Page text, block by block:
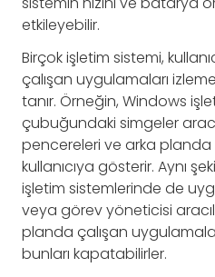
etkileyebilir.
Birçok işletim sistemi,
çalışan uygulamaları
tanır. Örneğin, Windows
çubuğundaki simgeler
pencereleri ve arka planda
kullanıcıya gösterir. Aynı
işletim sistemlerinde de
veya görev yöneticisi
planda çalışan
bunları kapatabilirler.